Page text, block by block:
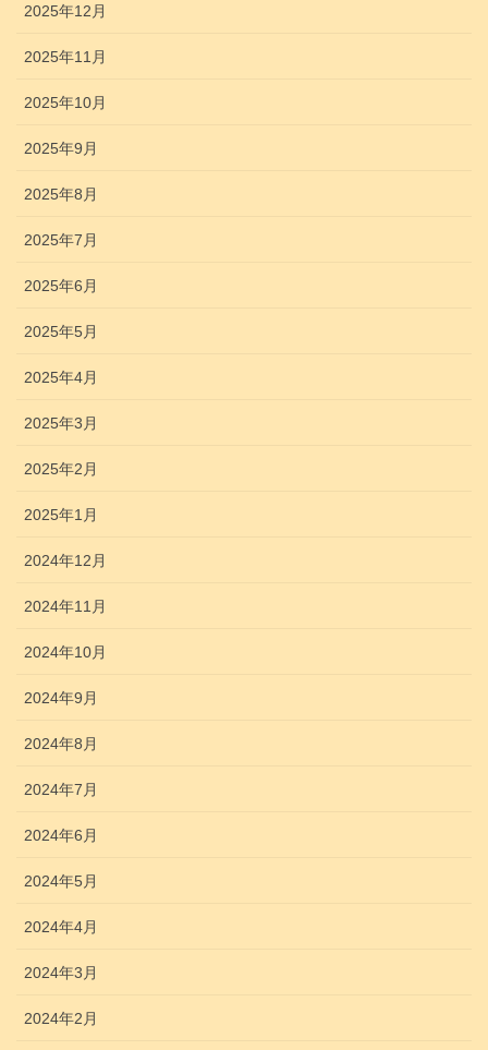
2025年12月
2025年11月
2025年10月
2025年9月
2025年8月
2025年7月
2025年6月
2025年5月
2025年4月
2025年3月
2025年2月
2025年1月
2024年12月
2024年11月
2024年10月
2024年9月
2024年8月
2024年7月
2024年6月
2024年5月
2024年4月
2024年3月
2024年2月